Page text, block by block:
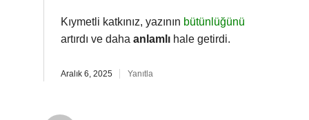
Kıymetli katkınız, yazının bütünlüğünü
artırdı ve daha anlamlı hale getirdi.
Aralık 6, 2025 Yanıtla